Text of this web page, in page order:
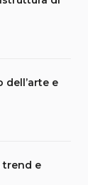
dell’arte e
trend e